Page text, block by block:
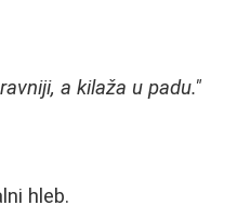
a kilaža u padu."
hleb.